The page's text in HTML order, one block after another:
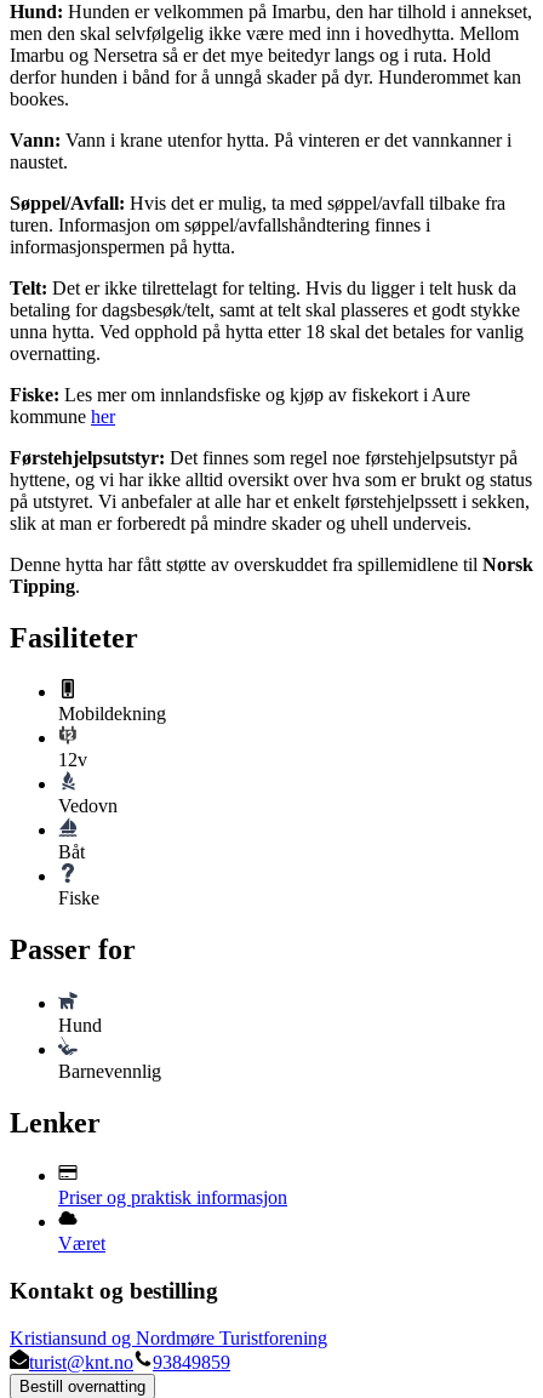
Hund: Hunden er velkommen på Imarbu, den har tilhold i annekset,
men den skal selvfølgelig ikke være med inn i hovedhytta. Mellom
Imarbu og Nersetra så er det mye beitedyr langs og i ruta. Hold
derfor hunden i bånd for å unngå skader på dyr. Hunderommet kan
bookes.
Vann: Vann i krane utenfor hytta. På vinteren er det vannkanner i
naustet.
Søppel/Avfall: Hvis det er mulig, ta med søppel/avfall tilbake fra
turen. Informasjon om søppel/avfallshåndtering finnes i
informasjonspermen på hytta.
Telt: Det er ikke tilrettelagt for telting. Hvis du ligger i telt husk da
betaling for dagsbesøk/telt, samt at telt skal plasseres et godt stykke
unna hytta. Ved opphold på hytta etter 18 skal det betales for vanlig
overnatting.
Fiske: Les mer om innlandsfiske og kjøp av fiskekort i Aure
kommune her
Førstehjelpsutstyr: Det finnes som regel noe førstehjelpsutstyr på
hyttene, og vi har ikke alltid oversikt over hva som er brukt og status
på utstyret. Vi anbefaler at alle har et enkelt førstehjelpssett i sekken,
slik at man er forberedt på mindre skader og uhell underveis.
Denne hytta har fått støtte av overskuddet fra spillemidlene til Norsk
Tipping.
Fasiliteter
Mobildekning
12v
Vedovn
Båt
Fiske
Passer for
Hund
Barnevennlig
Lenker
Priser og praktisk informasjon
Været
Kontakt og bestilling
Kristiansund og Nordmøre Turistforening
turist@knt.no
93849859
Bestill overnatting